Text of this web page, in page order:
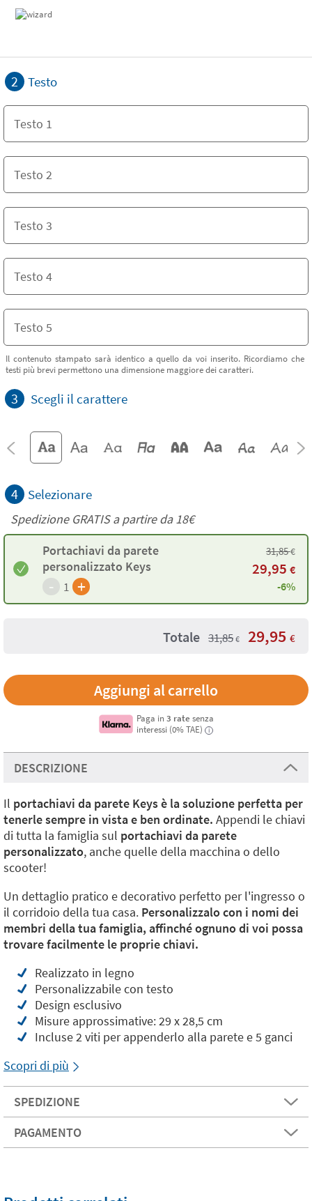
2 Testo
Il contenuto stampato sarà identico a quello da voi inserito. Ricordiamo che
testi più brevi permettono una dimensione maggiore dei caratteri.
3 Scegli il carattere
4 Selezionare
Spedizione GRATIS a partire da18€
Portachiavi da parete
personalizzato Keys
- 1 +
31,85€
29,95 €
-6%
Totale 31,85 € 29,95 €
Paga in 3 rate senza
interessi (0% TAE)
i
DESCRIZIONE
Il portachiavi da parete Keys è la soluzione perfetta per
tenerle sempre in vista e ben ordinate. Appendi le chiavi
di tutta la famiglia sul portachiavi da parete
personalizzato, anche quelle della macchina o dello
scooter!
Un dettaglio pratico e decorativo perfetto per l'ingresso o
il corridoio della tua casa. Personalizzalo con i nomi dei
membri della tua famiglia, affinché ognuno di voi possa
trovare facilmente le proprie chiavi.
Realizzato in legno
Personalizzabile con testo
Design esclusivo
Misure approssimative: 29 x 28,5 cm
Incluse 2 viti per appenderlo alla parete e 5 ganci
Scopri di più
SPEDIZIONE
PAGAMENTO